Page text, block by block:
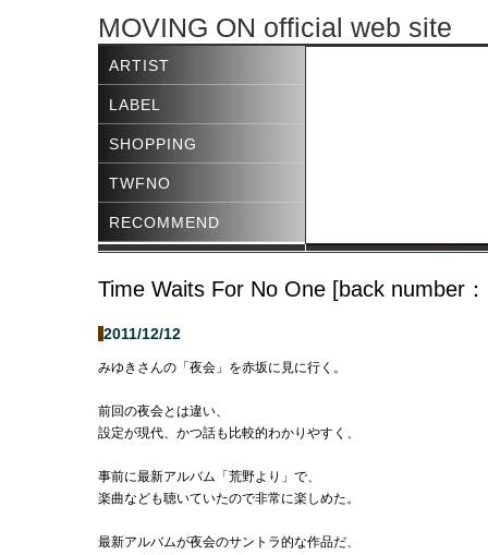
MOVING ON official web site
ARTIST
LABEL
SHOPPING
TWFNO
RECOMMEND
Time Waits For No One [back number
2011/12/12
みゆきさんの「夜会」を赤坂に見に行く。
前回の夜会とは違い、
設定が現代、かつ話も比較的わかりやすく、
事前に最新アルバム「荒野より」で、
楽曲なども聴いていたので非常に楽しめた。
最新アルバムが夜会のサントラ的な作品だ、